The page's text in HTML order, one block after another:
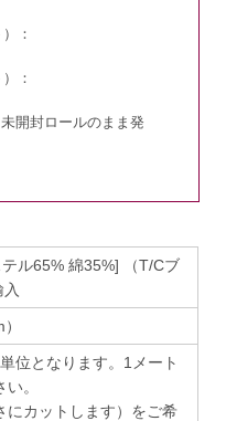
：
：
開封ロールのまま発
ル65% 綿35%] （T/Cブ
位となります。1メート
。
にカットします）をご希